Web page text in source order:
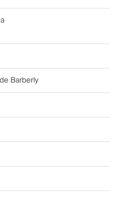
Barberly